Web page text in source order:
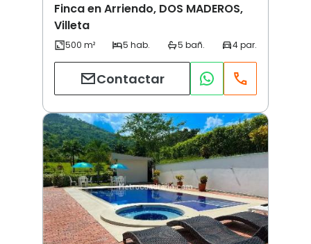
Finca en Arriendo, DOS MADEROS,
Villeta
Contactar